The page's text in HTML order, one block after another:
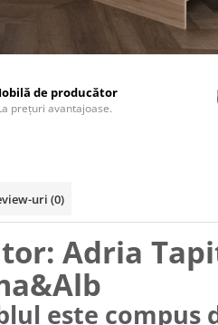
de producător
prețuri avantajoase.
uri (0)
Adria
este compus